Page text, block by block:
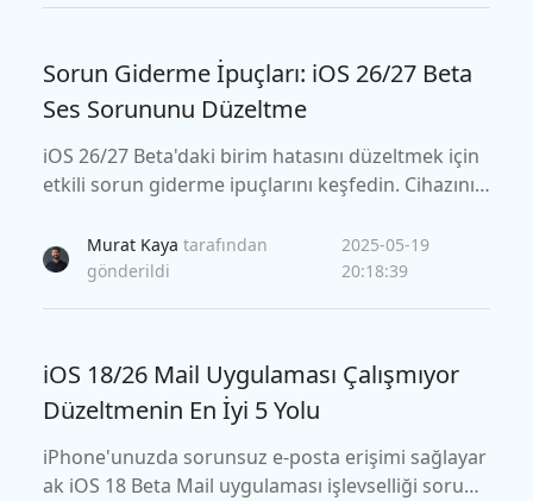
Sorun Giderme İpuçları: iOS 26/27 Beta
Ses Sorununu Düzeltme
iOS 26/27 Beta'daki birim hatasını düzeltmek için
etkili sorun giderme ipuçlarını keşfedin. Cihazınız
m adım çözümler öğrenin.
Murat Kaya tarafından
gönderildi
2025-05-19
20:18:39
iOS 18/26 Mail Uygulaması Çalışmıyor
Düzeltmenin En İyi 5 Yolu
iPhone'unuzda sorunsuz e-posta erişimi sağlayar
ak iOS 18 Beta Mail uygulaması işlevselliği sorunl